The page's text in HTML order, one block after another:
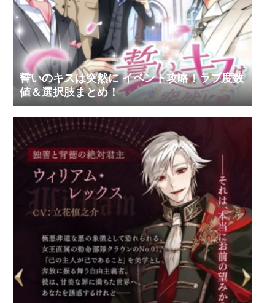
誓いのキスは突然に イベント攻略！ラブ度数
値＆選択肢まとめ！